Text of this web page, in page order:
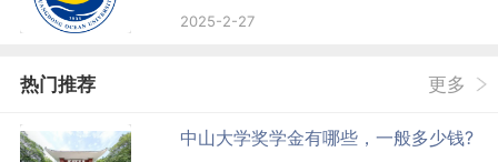
2025-2-27
热门推荐 更多
中山大学奖学金有哪些，一般多少钱?